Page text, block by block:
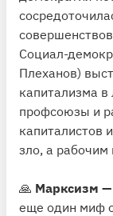
Социал-
Плеханов)
капитализма
профсоюзы и
капиталистов
зло, а рабочим
🙏 Марксизм —
еще один миф